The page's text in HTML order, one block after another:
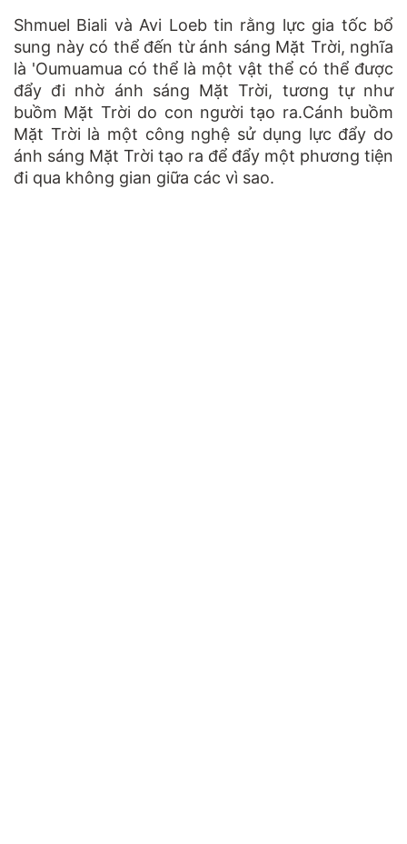
Shmuel Biali và Avi Loeb tin rằng lực gia tốc bổ
sung này có thể đến từ ánh sáng Mặt Trời, nghĩa
là 'Oumuamua có thể là một vật thể có thể được
đẩy đi nhờ ánh sáng Mặt Trời, tương tự như
buồm Mặt Trời do con người tạo ra.Cánh buồm
Mặt Trời là một công nghệ sử dụng lực đẩy do
ánh sáng Mặt Trời tạo ra để đẩy một phương tiện
đi qua không gian giữa các vì sao.